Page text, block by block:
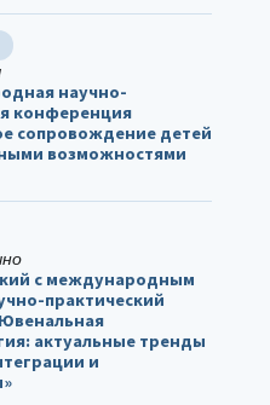
научно-
конференция
сопровождение детей
возможностями
с международным
практический
актуальные тренды
и